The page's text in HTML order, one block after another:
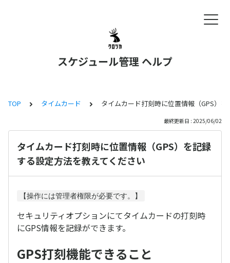
スケジュール管理 ヘルプ
TOP タイムカード タイムカード打刻時に位置情報（GPS）
最終更新日 : 2025/06/02
タイムカード打刻時に位置情報（GPS）を記録
する設定方法を教えてください
【操作には管理者権限が必要です。】
セキュリティオプションにてタイムカードの打刻時
にGPS情報を記録ができます。
GPS打刻機能できること